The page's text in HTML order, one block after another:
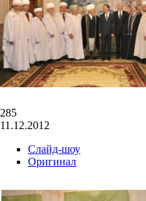
285
11.12.2012
Слайд-шоу
Оригинал